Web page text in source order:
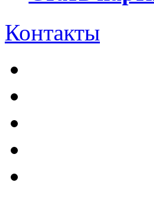
Контакты